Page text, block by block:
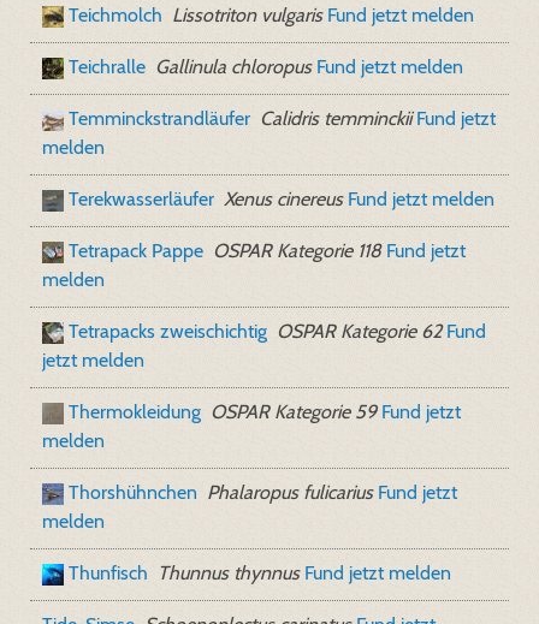
Teichmolch Lissotriton vulgaris Fund jetzt melden
Teichralle Gallinula chloropus Fund jetzt melden
Temminckstrandläufer Calidris temminckii Fund jetzt
melden
Terekwasserläufer Xenus cinereus Fund jetzt melden
Tetrapack Pappe OSPAR Kategorie 118 Fund jetzt
melden
Tetrapacks zweischichtig OSPAR Kategorie 62 Fund
jetzt melden
Thermokleidung OSPAR Kategorie 59 Fund jetzt
melden
Thorshühnchen Phalaropus fulicarius Fund jetzt
melden
Thunfisch Thunnus thynnus Fund jetzt melden